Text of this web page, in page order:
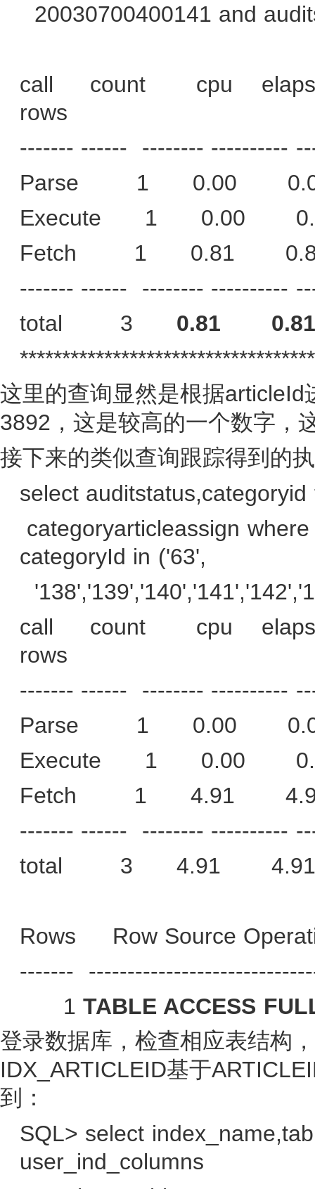
20030700400141 and
call count cpu
rows
------- ------
-------- ----------
Parse
1 0.00
Execute
1 0.00
Fetch
1 0.81
------- ------
-------- ----------
total
3 0.81
这里的查询显然是根据articleId
3892 ，这是较高的一个数字，
接下来的类似查询跟踪得到的
select auditstatus,categoryid
categoryarticleassign
categoryId in ('63',
call
count cpu
rows
------- ------
-------- ----------
Parse
1 0.00
Execute
1 0.00
Fetch
1 4.91
------- ------
-------- ----------
total
3 4.91
Rows
Row Source
-------
1TABLE ACCESS
登录数据库，检查相应表结构
IDX_ARTICLEID基于
到：
SQL> select
user_ind_columns